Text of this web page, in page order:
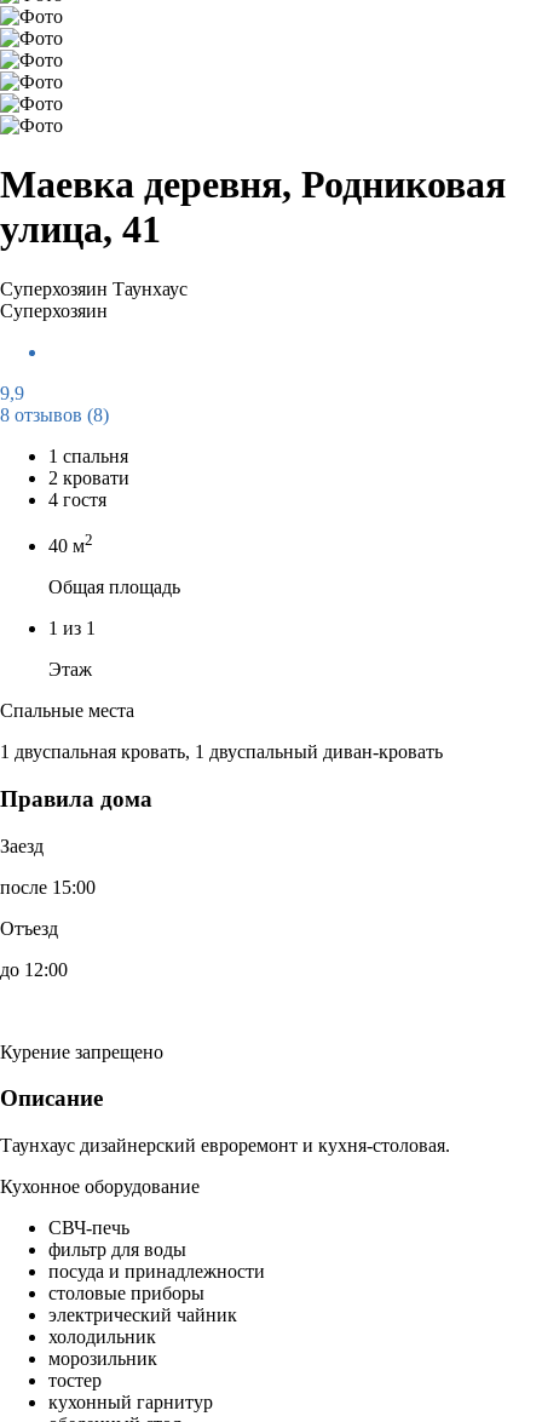
Маевка деревня, Родниковая
улица, 41
Суперхозяин Таунхаус
Суперхозяин
9,9
8 отзывов (8)
1 спальня
2 кровати
4 гостя
40 м2
Общая площадь
1 из 1
Этаж
Спальные места
1 двуспальная кровать, 1 двуспальный диван-кровать
Правила дома
Заезд
после 15:00
Отъезд
до 12:00
Курение запрещено
Описание
Таунхаус дизайнерский евроремонт и кухня-столовая.
Кухонное оборудование
СВЧ-печь
фильтр для воды
посуда и принадлежности
столовые приборы
электрический чайник
холодильник
морозильник
тостер
кухонный гарнитур